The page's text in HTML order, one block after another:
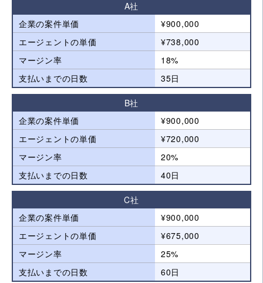
A社
企業の案件単価
¥900,000
エージェントの単価
¥738,000
マージン率
18%
支払いまでの日数
35日
B社
企業の案件単価
¥900,000
エージェントの単価
¥720,000
マージン率
20%
支払いまでの日数
40日
C社
企業の案件単価
¥900,000
エージェントの単価
¥675,000
マージン率
25%
支払いまでの日数
60日